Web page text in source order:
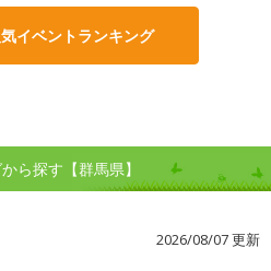
イベントランキング
ら探す【群馬県】
2026/08/07 更新